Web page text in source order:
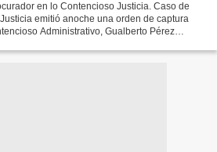
en lo Contencioso Justicia. Caso de
emitió anoche una orden de captura
Administrativo, Gualberto Pérez